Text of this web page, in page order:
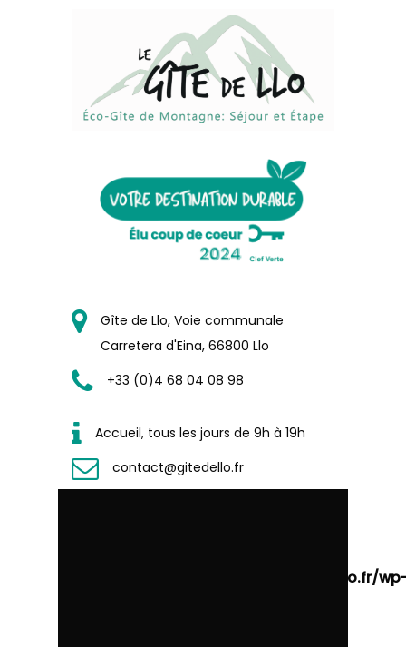
Gîte de Llo, Voie communale
Carretera d'Eina, 66800 Llo
+33 (0)4 68 04 08 98
Accueil, tous les jours de 9h à 19h
contact@gitedello.fr
/home/wgitedellofr/www/www.gitedello.fr/